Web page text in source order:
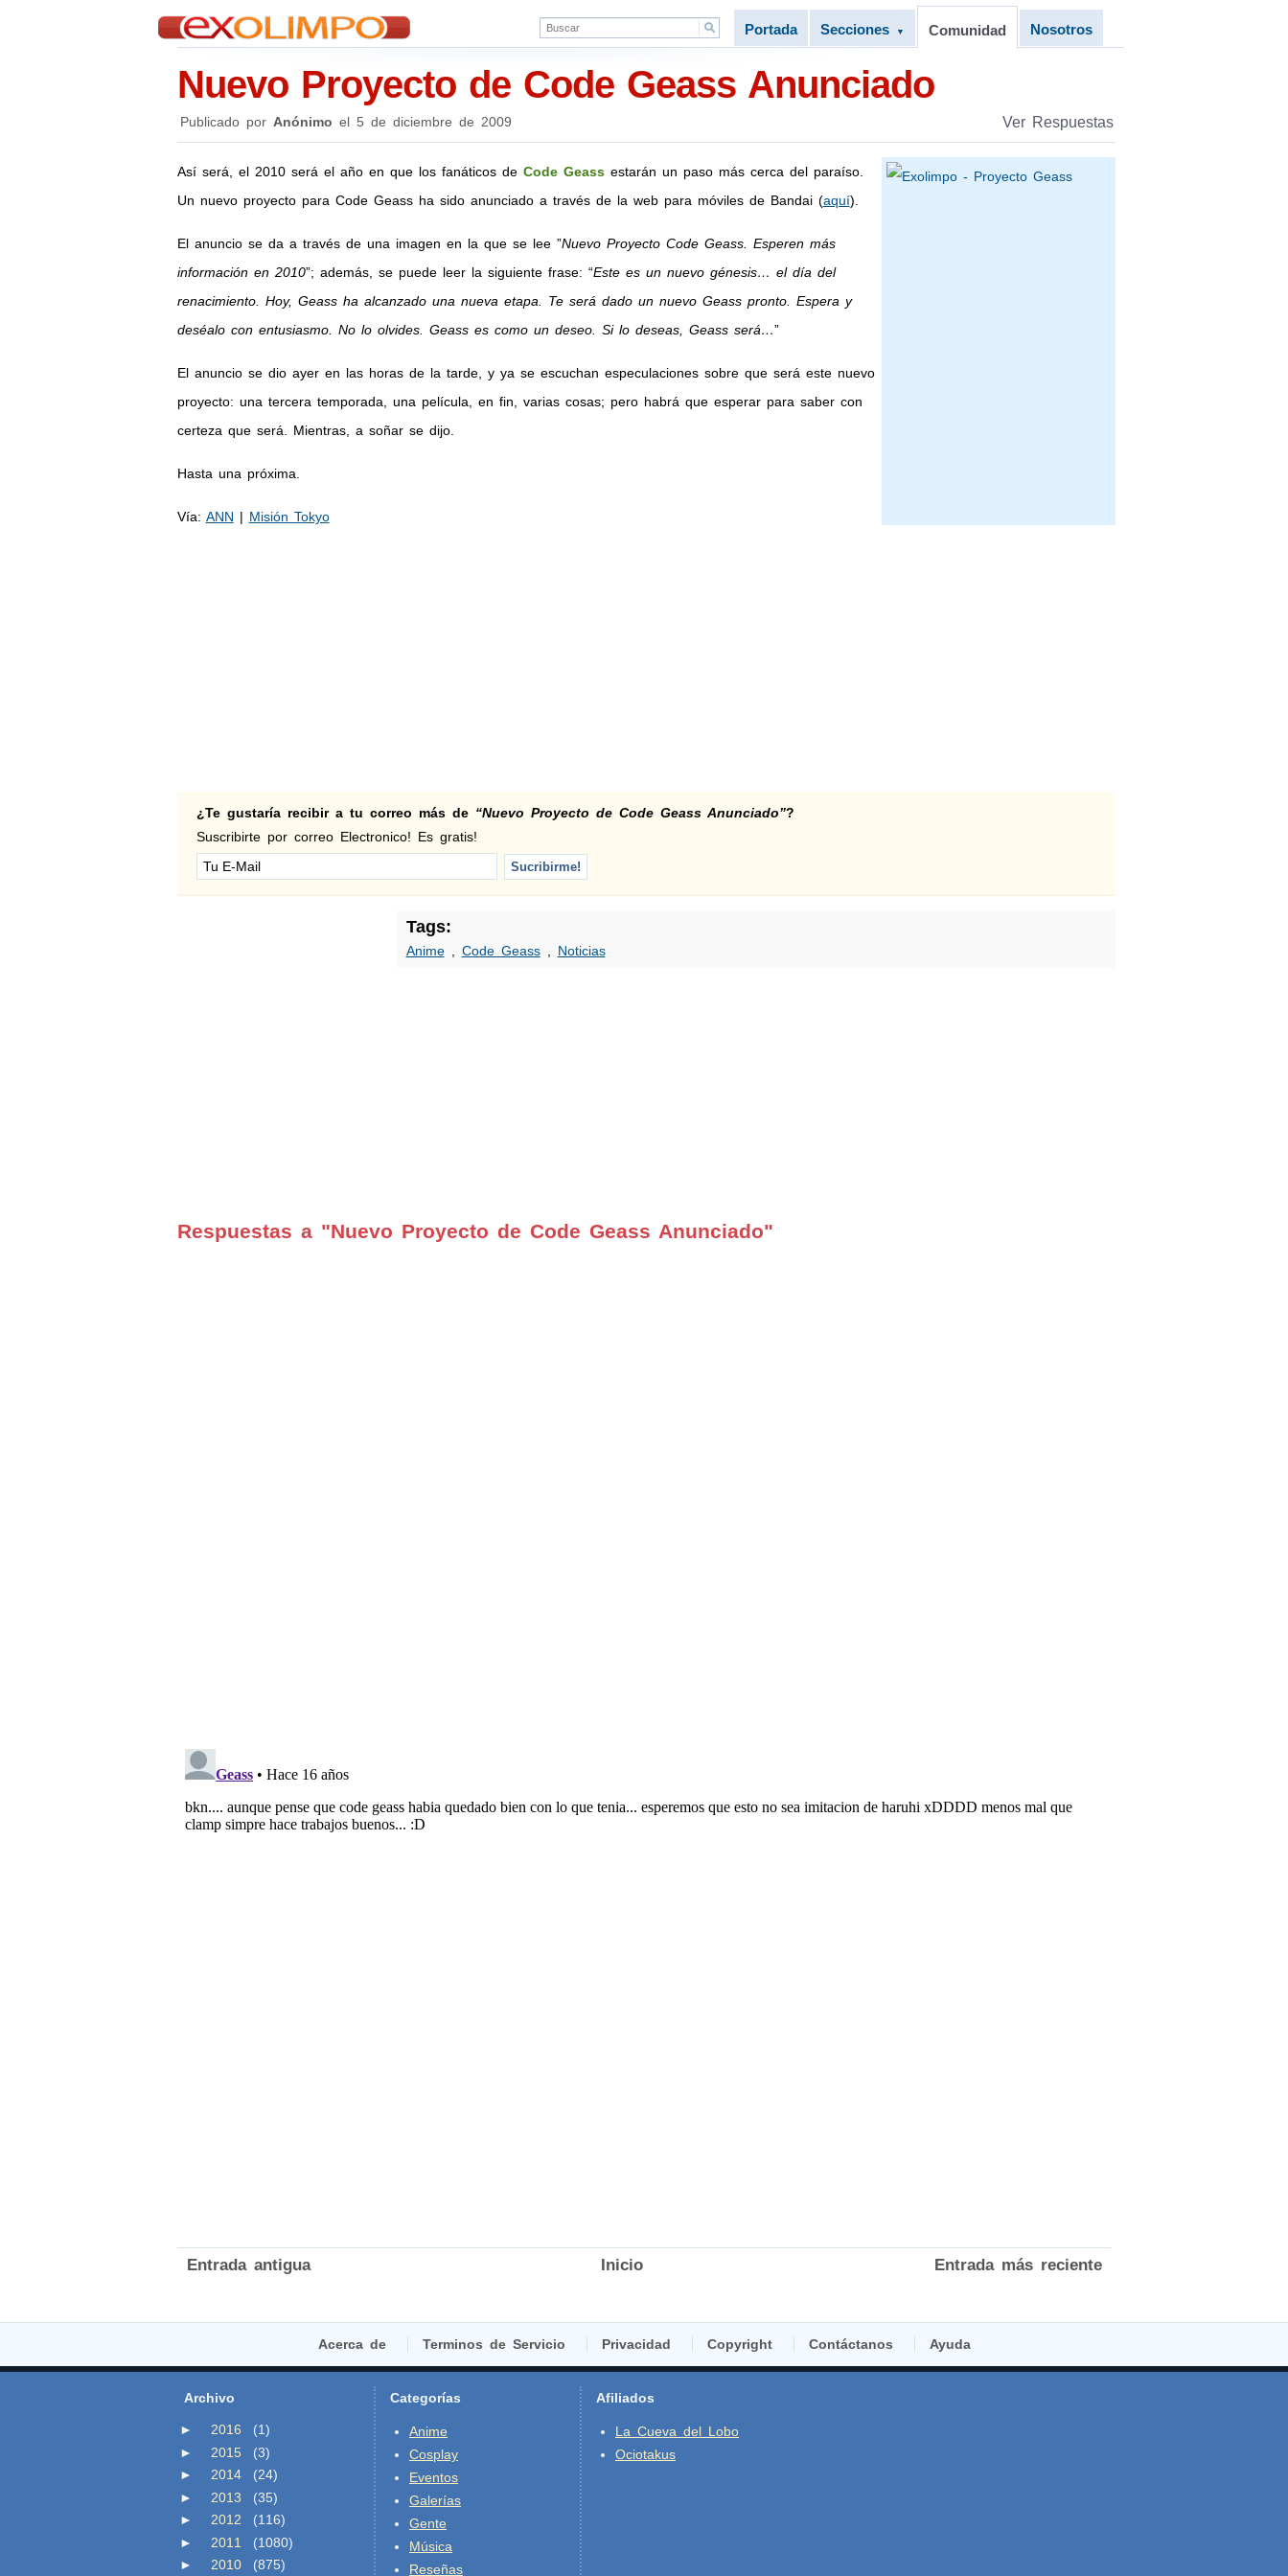
Portada Secciones ▼ Comunidad Nosotros
Nuevo Proyecto de Code Geass Anunciado
Publicado por Anónimo el 5 de diciembre de 2009 Ver Respuestas
Así será, el 2010 será el año en que los fanáticos de Code Geassestarán un paso más cerca del paraíso.
Un nuevo proyecto para Code Geass ha sido anunciado a través de la web para móviles de Bandai (aquí).
El anuncio se da a través de una imagen en la que se lee ”Nuevo Proyecto Code Geass. Esperen más
información en 2010”; además, se puede leer la siguiente frase: “Este es un nuevo génesis… el día del
renacimiento. Hoy, Geass ha alcanzado una nueva etapa. Te será dado un nuevo Geass pronto. Espera y
deséalo con entusiasmo. No lo olvides. Geass es como un deseo. Si lo deseas, Geass será…”
El anuncio se dio ayer en las horas de la tarde, y ya se escuchan especulaciones sobre que será este nuevo
proyecto: una tercera temporada, una película, en fin, varias cosas; pero habrá que esperar para saber con
certeza que será. Mientras, a soñar se dijo.
Hasta una próxima.
Vía: ANN | Misión Tokyo
¿Te gustaría recibir a tu correo más de “Nuevo Proyecto de Code Geass Anunciado”?
Suscribirte por correo Electronico! Es gratis!
Tags:
Anime, Code Geass, Noticias
Respuestas a "Nuevo Proyecto de Code Geass Anunciado"
Entrada más reciente
Entrada antigua Inicio
Acerca de Terminos de Servicio Privacidad Copyright Contáctanos Ayuda
Archivo
► 2016
(1)
►
2015
(3)
►
2014
(24)
►
2013
(35)
►
2012
(116)
►
2011
(1080)
►
2010 (875)
Categorías
Anime
Cosplay
Eventos
Galerías
Gente
Música
Reseñas
Afiliados
La Cueva del Lobo
Ociotakus